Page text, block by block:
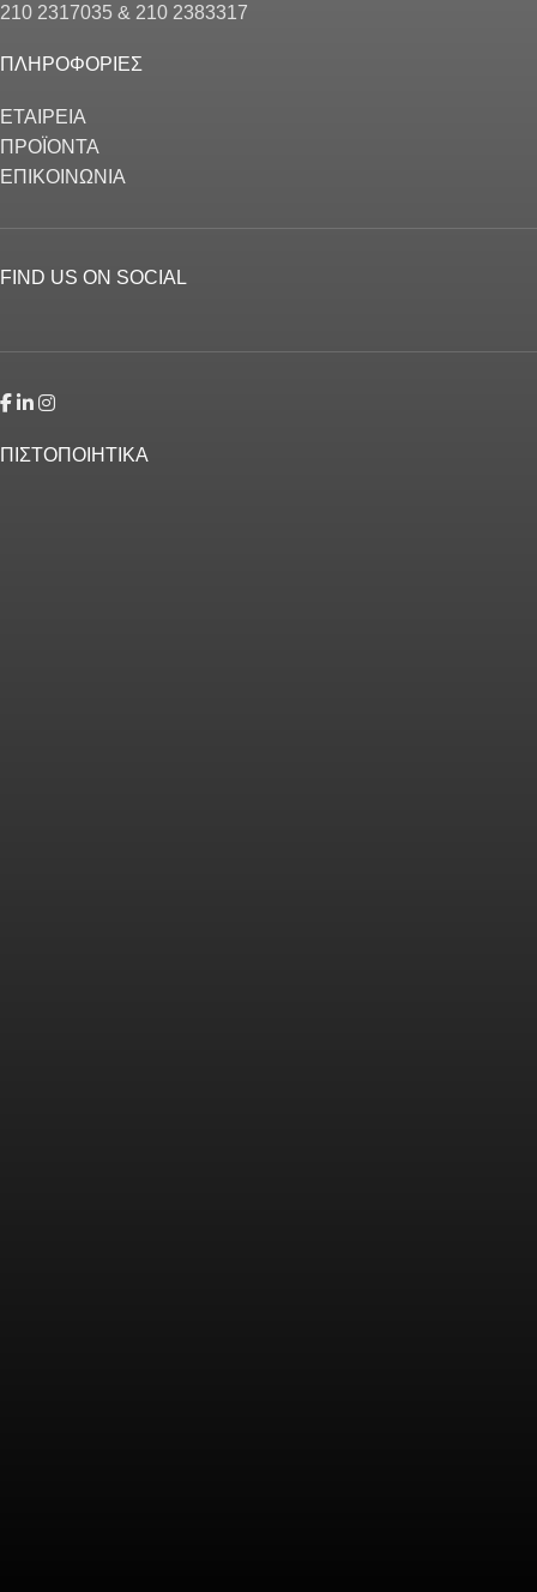
210 2317035 & 210 2383317
ΠΛΗΡΟΦΟΡΙΕΣ
ΕΤΑΙΡΕΙΑ
ΠΡΟΪΟΝΤΑ
ΕΠΙΚΟΙΝΩΝΙΑ
FIND US ON SOCIAL
ΠΙΣΤΟΠΟΙΗΤΙΚΑ